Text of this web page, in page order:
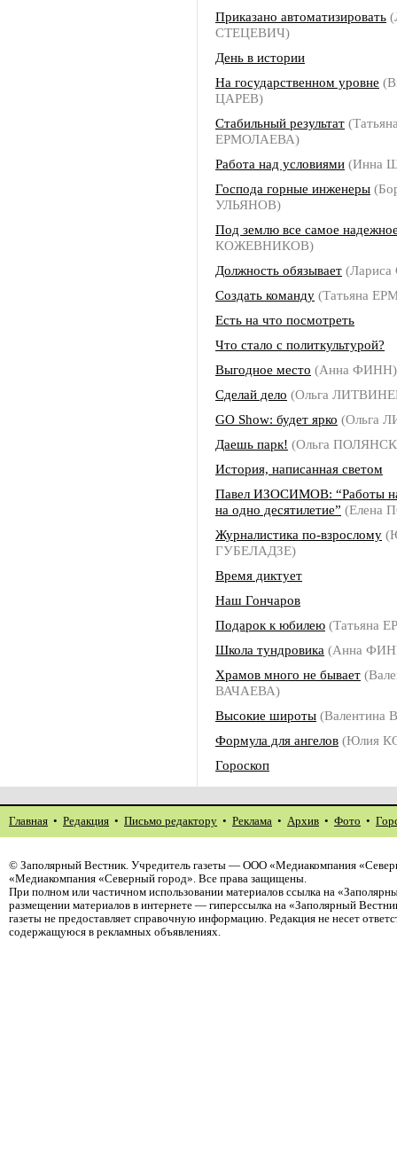
Приказано автоматизировать
СТЕЦЕВИЧ)
День в истории
На государственном уровне
ЦАРЕВ)
Стабильный результат
ЕРМОЛАЕВА)
Работа над условиями (Инна
Господа горные инженеры
УЛЬЯНОВ)
Под землю все самое
КОЖЕВНИКОВ)
Должность обязывает
Создать команду (Татьяна
Есть на что посмотреть
Что стало с политкультурой?
Выгодное место (Анна ФИНН)
Сделай дело (Ольга
GO Show: будет ярко (Ольга
Даешь парк! (Ольга
История, написанная светом
Павел ИЗОСИМОВ: “Работы
на одно десятилетие” (Елена
Журналистика по-взрослому
ГУБЕЛАДЗЕ)
Время диктует
Наш Гончаров
Подарок к юбилею (Татьяна
Школа тундровика (Анна
Храмов много не бывает
ВАЧАЕВА)
Высокие широты (Валентина
Формула для ангелов (Юлия
Гороскоп
Главная • Редакция • Письмо редактору • Реклама • Архив • Фото •
© Заполярный Вестник. Учредитель газеты — ООО «Медиакомпания
«Медиакомпания «Северный город». Все права защищены.
При полном или частичном использовании материалов ссылка на
размещении материалов в интернете — гиперссылка на «Заполярный
газеты не предоставляет справочную информацию. Редакция не несет
содержащуюся в рекламных объявлениях.